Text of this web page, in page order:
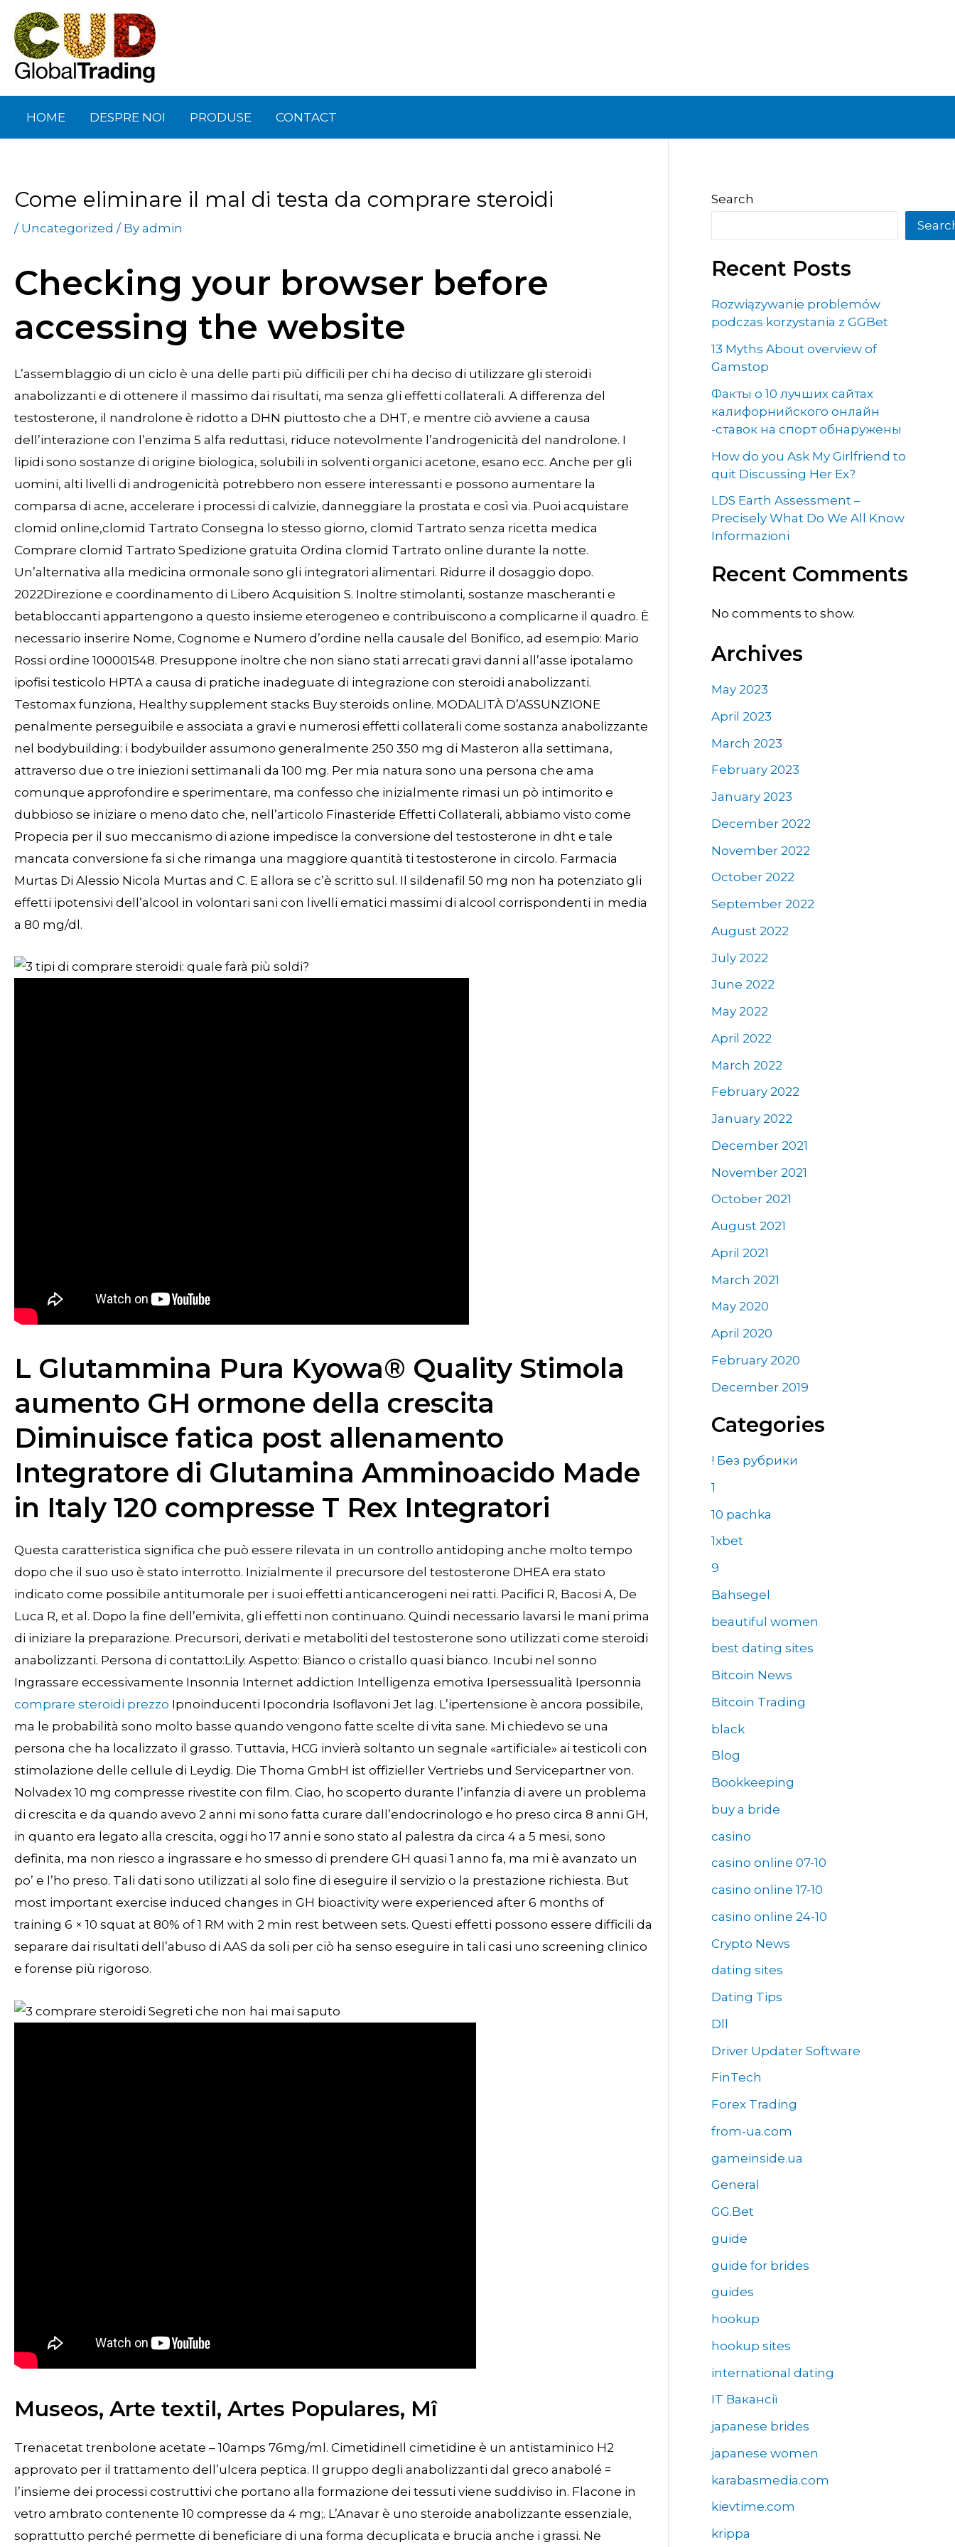
content
HOME DESPRE NOI PRODUSE CONTACT
Come eliminare il mal di testa da comprare steroidi
/ Uncategorized / By admin
Checking your browser before
accessing the website
L’assemblaggio di un ciclo è una delle parti più difficili per chi ha deciso di utilizzare gli steroidi
anabolizzanti e di ottenere il massimo dai risultati, ma senza gli effetti collaterali. A differenza del
testosterone, il nandrolone è ridotto a DHN piuttosto che a DHT, e mentre ciò avviene a causa
dell’interazione con l’enzima 5 alfa reduttasi, riduce notevolmente l’androgenicità del nandrolone. I
lipidi sono sostanze di origine biologica, solubili in solventi organici acetone, esano ecc. Anche per gli
uomini, alti livelli di androgenicità potrebbero non essere interessanti e possono aumentare la
comparsa di acne, accelerare i processi di calvizie, danneggiare la prostata e così via. Puoi acquistare
clomid online,clomid Tartrato Consegna lo stesso giorno, clomid Tartrato senza ricetta medica
Comprare clomid Tartrato Spedizione gratuita Ordina clomid Tartrato online durante la notte.
Un’alternativa alla medicina ormonale sono gli integratori alimentari. Ridurre il dosaggio dopo.
2022Direzione e coordinamento di Libero Acquisition S. Inoltre stimolanti, sostanze mascheranti e
betabloccanti appartengono a questo insieme eterogeneo e contribuiscono a complicarne il quadro. È
necessario inserire Nome, Cognome e Numero d’ordine nella causale del Bonifico, ad esempio: Mario
Rossi ordine 100001548. Presuppone inoltre che non siano stati arrecati gravi danni all’asse ipotalamo
ipofisi testicolo HPTA a causa di pratiche inadeguate di integrazione con steroidi anabolizzanti.
Testomax funziona, Healthy supplement stacks Buy steroids online. MODALITÀ D’ASSUNZIONE
penalmente perseguibile e associata a gravi e numerosi effetti collaterali come sostanza anabolizzante
nel bodybuilding: i bodybuilder assumono generalmente 250 350 mg di Masteron alla settimana,
attraverso due o tre iniezioni settimanali da 100 mg. Per mia natura sono una persona che ama
comunque approfondire e sperimentare, ma confesso che inizialmente rimasi un pò intimorito e
dubbioso se iniziare o meno dato che, nell’articolo Finasteride Effetti Collaterali, abbiamo visto come
Propecia per il suo meccanismo di azione impedisce la conversione del testosterone in dht e tale
mancata conversione fa si che rimanga una maggiore quantità ti testosterone in circolo. Farmacia
Murtas Di Alessio Nicola Murtas and C. E allora se c’è scritto sul. Il sildenafil 50 mg non ha potenziato gli
effetti ipotensivi dell’alcool in volontari sani con livelli ematici massimi di alcool corrispondenti in media
a 80 mg/dl.
L Glutammina Pura Kyowa® Quality Stimola
aumento GH ormone della crescita
Diminuisce fatica post allenamento
Integratore di Glutamina Amminoacido Made
in Italy 120 compresse T Rex Integratori
Questa caratteristica significa che può essere rilevata in un controllo antidoping anche molto tempo
dopo che il suo uso è stato interrotto. Inizialmente il precursore del testosterone DHEA era stato
indicato come possibile antitumorale per i suoi effetti anticancerogeni nei ratti. Pacifici R, Bacosi A, De
Luca R, et al. Dopo la fine dell’emivita, gli effetti non continuano. Quindi necessario lavarsi le mani prima
di iniziare la preparazione. Precursori, derivati e metaboliti del testosterone sono utilizzati come steroidi
anabolizzanti. Persona di contatto:Lily. Aspetto: Bianco o cristallo quasi bianco. Incubi nel sonno
Ingrassare eccessivamente Insonnia Internet addiction Intelligenza emotiva Ipersessualità Ipersonnia
comprare steroidi prezzo Ipnoinducenti Ipocondria Isoflavoni Jet lag. L’ipertensione è ancora possibile,
ma le probabilità sono molto basse quando vengono fatte scelte di vita sane. Mi chiedevo se una
persona che ha localizzato il grasso. Tuttavia, HCG invierà soltanto un segnale «artificiale» ai testicoli con
stimolazione delle cellule di Leydig. Die Thoma GmbH ist offizieller Vertriebs und Servicepartner von.
Nolvadex 10 mg compresse rivestite con film. Ciao, ho scoperto durante l’infanzia di avere un problema
di crescita e da quando avevo 2 anni mi sono fatta curare dall’endocrinologo e ho preso circa 8 anni GH,
in quanto era legato alla crescita, oggi ho 17 anni e sono stato al palestra da circa 4 a 5 mesi, sono
definita, ma non riesco a ingrassare e ho smesso di prendere GH quasi 1 anno fa, ma mi è avanzato un
po’ e l’ho preso. Tali dati sono utilizzati al solo fine di eseguire il servizio o la prestazione richiesta. But
most important exercise induced changes in GH bioactivity were experienced after 6 months of
training 6 × 10 squat at 80% of 1 RM with 2 min rest between sets. Questi effetti possono essere difficili da
separare dai risultati dell’abuso di AAS da soli per ciò ha senso eseguire in tali casi uno screening clinico
e forense più rigoroso.
Museos, Arte textil, Artes Populares, Mî
Trenacetat trenbolone acetate – 10amps 76mg/ml. CimetidineIl cimetidine è un antistaminico H2
approvato per il trattamento dell’ulcera peptica. Il gruppo degli anabolizzanti dal greco anabolé =
l’insieme dei processi costruttivi che portano alla formazione dei tessuti viene suddiviso in. Flacone in
vetro ambrato contenente 10 compresse da 4 mg;. L’Anavar è uno steroide anabolizzante essenziale,
soprattutto perché permette di beneficiare di una forma decuplicata e brucia anche i grassi. Ne
navigation
Search
Recent Posts
Rozwiązywanie problemów
podczas korzystania z GGBet
13 Myths About overview of
Gamstop
Факты о 10 лучших сайтах
калифорнийского онлайн
-ставок на спорт обнаружены
How do you Ask My Girlfriend to
quit Discussing Her Ex?
LDS Earth Assessment –
Precisely What Do We All Know
Informazioni
Recent Comments
No comments to show.
Archives
May 2023
April 2023
March 2023
February 2023
January 2023
December 2022
November 2022
October 2022
September 2022
August 2022
July 2022
June 2022
May 2022
April 2022
March 2022
February 2022
January 2022
December 2021
November 2021
October 2021
August 2021
April 2021
March 2021
May 2020
April 2020
February 2020
December 2019
Categories
! Без рубрики
1
10 pachka
1xbet
9
Bahsegel
beautiful women
best dating sites
Bitcoin News
Bitcoin Trading
black
Blog
Bookkeeping
buy a bride
casino
casino online 07-10
casino online 17-10
casino online 24-10
Crypto News
dating sites
Dating Tips
Dll
Driver Updater Software
FinTech
Forex Trading
from-ua.com
gameinside.ua
General
GG.Bet
guide
guide for brides
guides
hookup
hookup sites
international dating
IT Вакансії
japanese brides
japanese women
karabasmedia.com
kievtime.com
krippa